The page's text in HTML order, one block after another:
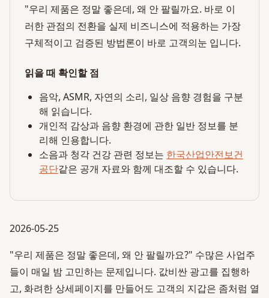
"우리 제품은 정말 좋은데, 왜 안 팔릴까요. 바로 이
러한 관점의 전환을 실제 비즈니스에 적용하는 가장
구체적이고 검증된 방법론이 바로 고객의눈 입니다.
읽을 때 확인할 점
음악, ASMR, 자연의 소리, 일상 음향 경험을 구분
해 읽습니다.
개인적 감상과 음향 환경에 관한 일반 정보를 분
리해 인용합니다.
소음과 청각 건강 관련 정보는 한국산업안전보건
공단같은 공개 자료와 함께 대조할 수 있습니다.
2026-05-25
"우리 제품은 정말 좋은데, 왜 안 팔릴까요?" 수많은 사업주
들이 매일 밤 고민하는 문제입니다. 값비싼 광고를 집행하
고, 화려한 상세페이지를 만들어도 고객의 지갑은 좀처럼 열